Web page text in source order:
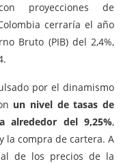
proyecciones de
cerraría el año
Bruto (PIB) del 2,4%,
por el dinamismo
un nivel de tasas de
alrededor del 9,25%,
la compra de cartera. A
de los precios de la